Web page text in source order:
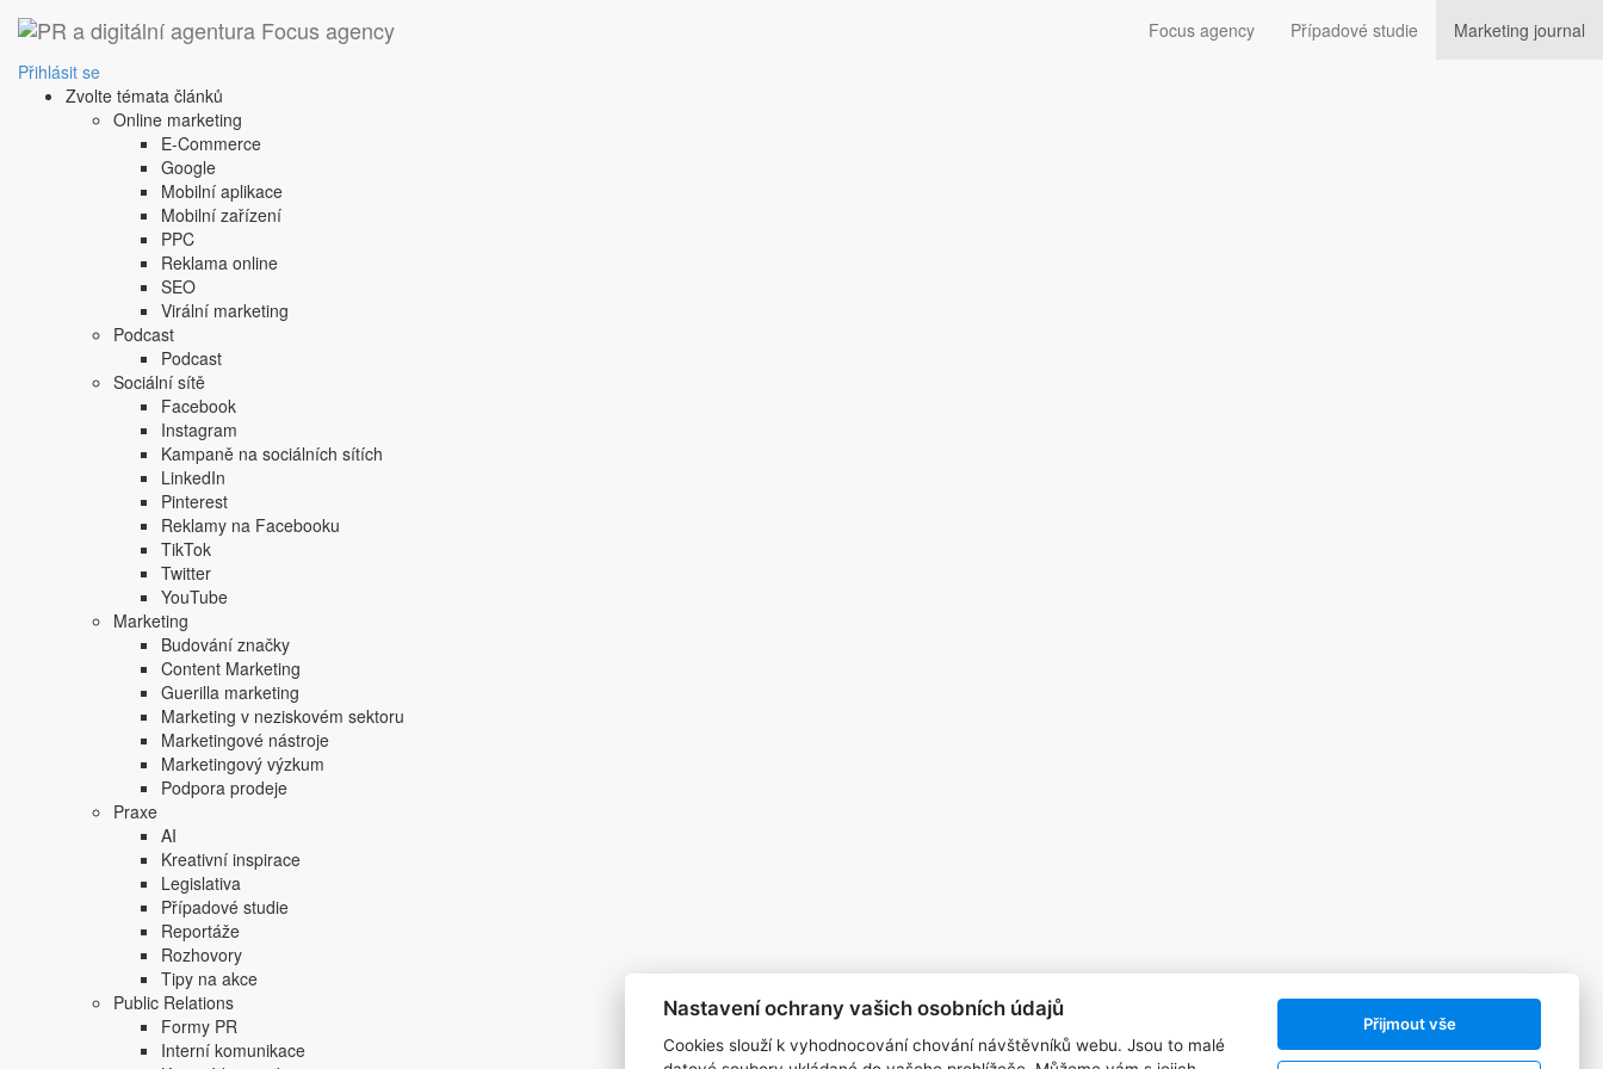
Focus agency Případové studie
Marketing journal
Přihlásit se
Zvolte témata článků
Online marketing
E-Commerce
Google
Mobilní aplikace
Mobilní zařízení
PPC
Reklama online
SEO
Virální marketing
Podcast
Podcast
Sociální sítě
Facebook
Instagram
Kampaně na sociálních sítích
LinkedIn
Pinterest
Reklamy na Facebooku
TikTok
Twitter
YouTube
Marketing
Budování značky
Content Marketing
Guerilla marketing
Marketing v neziskovém sektoru
Marketingové nástroje
Marketingový výzkum
Podpora prodeje
Praxe
AI
Kreativní inspirace
Legislativa
Případové studie
Reportáže
Rozhovory
Tipy na akce
Public Relations
Formy PR
Interní komunikace
1. 10. 2008
konkrétní nabídka firmy lišící se od konkurence
konkrétní nabídka firmy lišící se od konkurence
Sdílejte tento článek:
Podobné články:
nepoctivá tvorba cen
objective evidence
Copyright © 2004-2020 Focus Agency, s.r.o. Plné znění licenčních podmínek. ISSN
Jakékoliv publikování, přebírání nebo šíření obsahu je bez písemného souhlasu
Focus Agency, s.r.o. zakázáno.
Nastavení ochrany vašich osobních údajů
Cookies slouží k vyhodnocování chování návštěvníků webu. Jsou to malé
Přijmout vše